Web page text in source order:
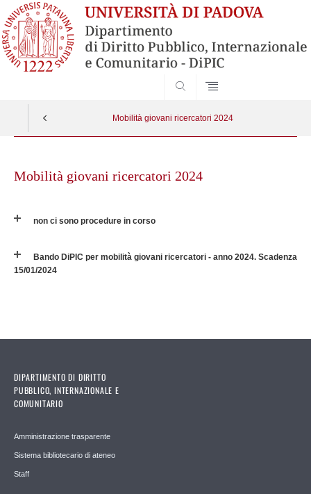
Mobilità giovani ricercatori 2024
contentMobilità giovani ricercatori 2024
non ci sono procedure in corso
Bando DiPIC per mobilità giovani ricercatori - anno 2024. Scadenza
15/01/2024
DIPARTIMENTO DI DIRITTO
PUBBLICO, INTERNAZIONALE E
COMUNITARIO
Amministrazione trasparente
Sistema bibliotecario di ateneo
Staff